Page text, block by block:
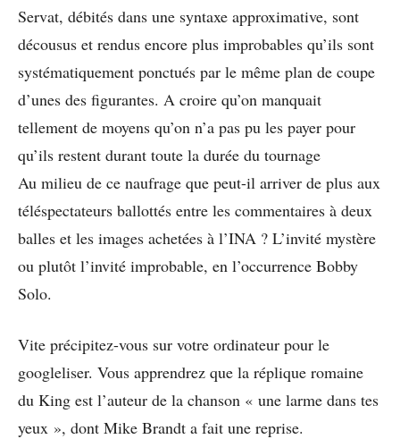
Servat, débités dans une syntaxe approximative, sont
décousus et rendus encore plus improbables qu’ils sont
systématiquement ponctués par le même plan de coupe
d’unes des figurantes. A croire qu’on manquait
tellement de moyens qu’on n’a pas pu les payer pour
qu’ils restent durant toute la durée du tournage
Au milieu de ce naufrage que peut-il arriver de plus aux
téléspectateurs ballottés entre les commentaires à deux
balles et les images achetées à l’INA ? L’invité mystère
ou plutôt l’invité improbable, en l’occurrence Bobby
Solo.
Vite précipitez-vous sur votre ordinateur pour le
googleliser. Vous apprendrez que la réplique romaine
du King est l’auteur de la chanson « une larme dans tes
yeux », dont Mike Brandt a fait une reprise.